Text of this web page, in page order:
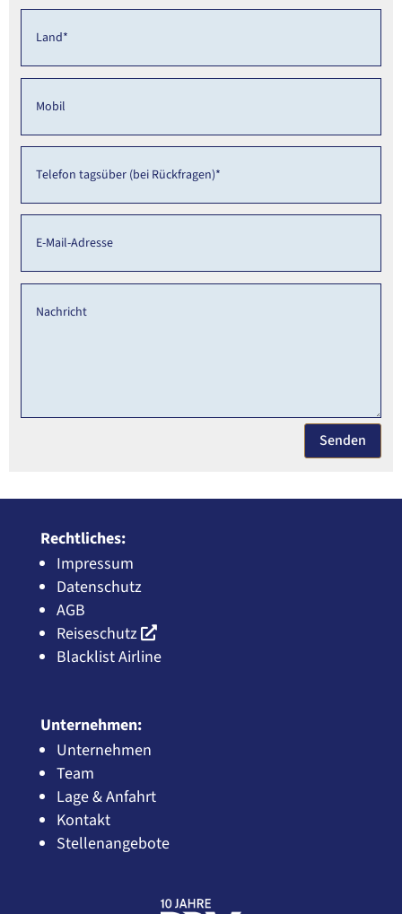
Senden
Rechtliches:
Impressum
Datenschutz
AGB
Reiseschutz
Blacklist Airline
Unternehmen:
Unternehmen
Team
Lage & Anfahrt
Kontakt
Stellenangebote